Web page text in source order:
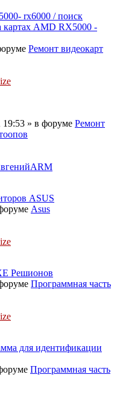
rx6000 / поиск
картах AMD RX5000 -
Ремонт видеокарт
19:53 » в форуме Ремонт
ASUS
Asus
Решионов
Программная часть
для идентификации
Программная часть